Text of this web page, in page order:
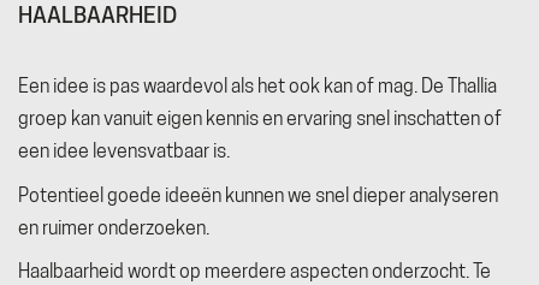
HAALBAARHEID
Een idee is pas waardevol als het ook kan of mag. De Thallia
groep kan vanuit eigen kennis en ervaring snel inschatten of
een idee levensvatbaar is.
Potentieel goede ideeën kunnen we snel dieper analyseren
en ruimer onderzoeken.
Haalbaarheid wordt op meerdere aspecten onderzocht. Te